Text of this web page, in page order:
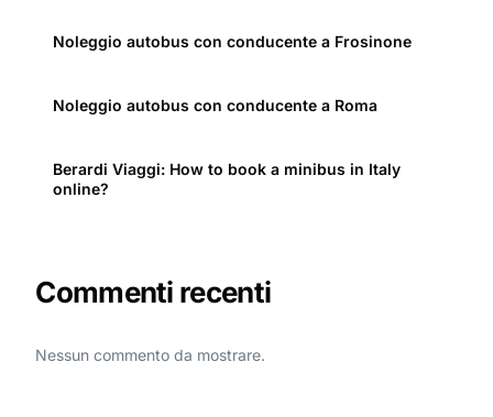
Noleggio autobus con conducente a Frosinone
Noleggio autobus con conducente a Roma
Berardi Viaggi: How to book a minibus in Italy
online?
Commenti recenti
Nessun commento da mostrare.